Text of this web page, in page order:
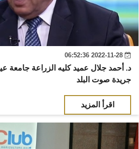
د. أحمد جلال عميد كليه الزراعة
جريدة صوت البلد
اقرأ المزيد